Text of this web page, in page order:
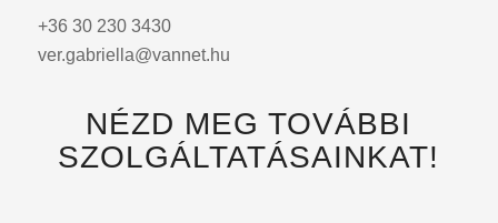
+36 30 230 3430
ver.gabriella@vannet.hu
NÉZD MEG TOVÁBBI
SZOLGÁLTATÁSAINKAT!